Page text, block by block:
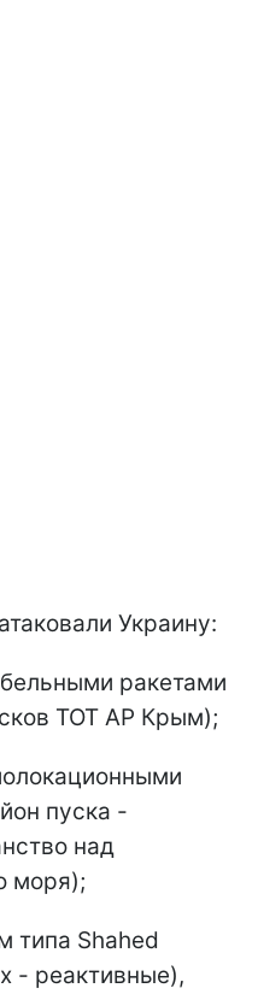
Украину:
ракетами
ТОТ АР Крым);
пуска -
над
моря);
типа Shahed
- реактивные),